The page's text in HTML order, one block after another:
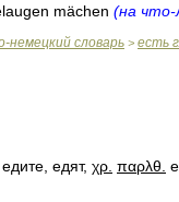
mächen (на что-
немецкий словарь > есть
едят, χρ. παρλθ.